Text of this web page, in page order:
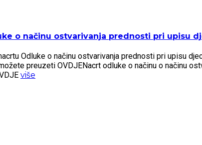
o načinu ostvarivanja prednosti pri upisu
Odluke o načinu ostvarivanja prednosti pri upisu
preuzeti OVDJENacrt odluke o načinu o načinu
više